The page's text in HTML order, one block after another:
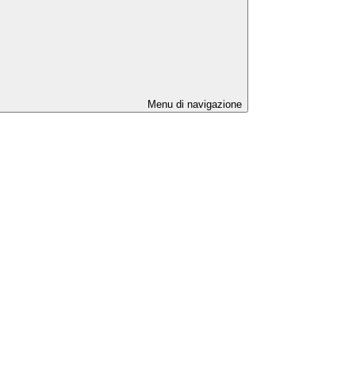
Menu di navigazione